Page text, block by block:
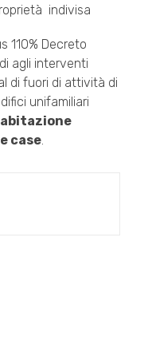
indivisa
110% Decreto
agli interventi
di fuori di attività di
unifamiliari
case.